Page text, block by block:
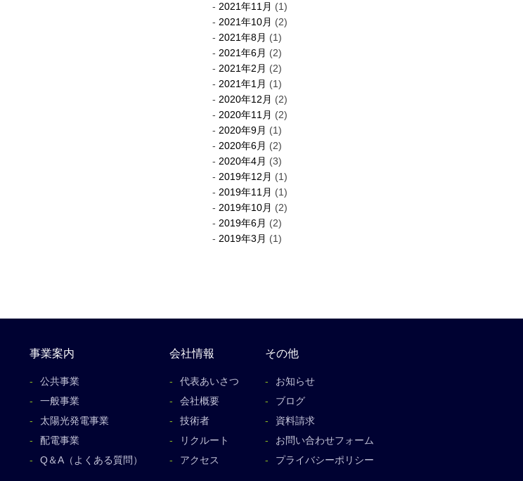
2021年11月 (1)
2021年10月 (2)
2021年8月 (1)
2021年6月 (2)
2021年2月 (2)
2021年1月 (1)
2020年12月 (2)
2020年11月 (2)
2020年9月 (1)
2020年6月 (2)
2020年4月 (3)
2019年12月 (1)
2019年11月 (1)
2019年10月 (2)
2019年6月 (2)
2019年3月 (1)
事業案内
公共事業
一般事業
太陽光発電事業
配電事業
Q＆A（よくある質問）
会社情報
代表あいさつ
会社概要
技術者
リクルート
アクセス
その他
お知らせ
ブログ
資料請求
お問い合わせフォーム
プライバシーポリシー